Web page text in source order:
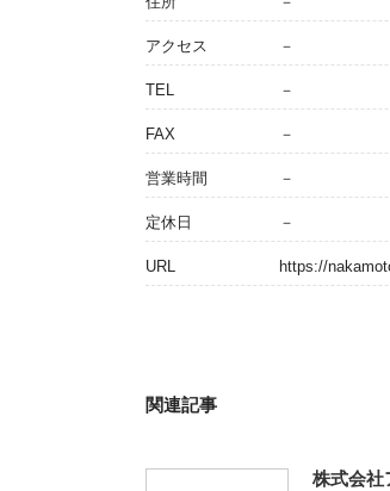
アクセス －
TEL －
FAX －
営業時間 －
定休日 －
URL https://
関連記事
株式会社